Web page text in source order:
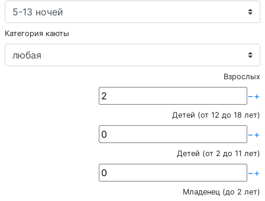
Категория каюты
Взрослых
−+
Детей (от 12 до 18 лет)
−+
Детей (от 2 до 11 лет)
−+
Младенец (до 2 лет)